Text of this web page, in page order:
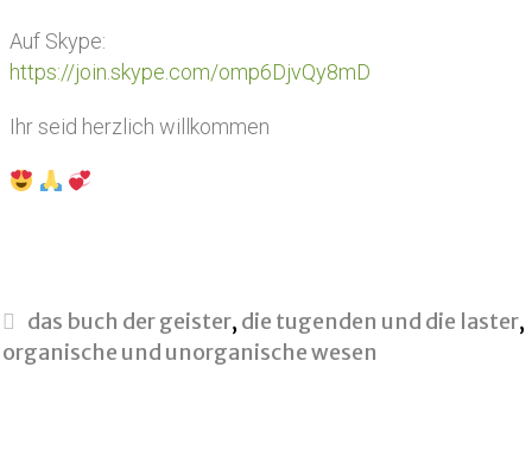
Auf Skype:
https://join.skype.com/omp6DjvQy8mD
Ihr seid herzlich willkommen
das buch der geister, die tugenden und die laster,
organische und unorganische wesen